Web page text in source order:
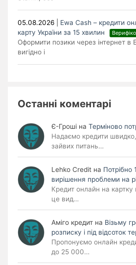
05.08.2026
Ewa Cash – кредити
карту України за 15 хвилин
Оформити позики через інтернет в
вигідно і
Останні коментарі
Є-Гроші на Терміново
Надаємо кредити швидко,
зайвих питань…
Lehko Сredit на Потрібно
вирішення проблеми на
Кредит онлайн на картку
це вид…
Аміго кредит на Візьму
розписку і під відсоток
Пропонуємо онлайн
до 25 000…